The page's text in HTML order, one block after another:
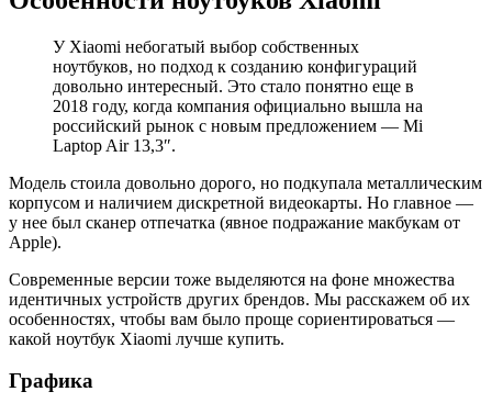
У Xiaomi небогатый выбор собственных
ноутбуков, но подход к созданию конфигураций
довольно интересный. Это стало понятно еще в
2018 году, когда компания официально вышла на
российский рынок с новым предложением — Mi
Laptop Air 13,3″.
Модель стоила довольно дорого, но подкупала металлическим
корпусом и наличием дискретной видеокарты. Но главное —
у нее был сканер отпечатка (явное подражание макбукам от
Apple).
Современные версии тоже выделяются на фоне множества
идентичных устройств других брендов. Мы расскажем об их
особенностях, чтобы вам было проще сориентироваться —
какой ноутбук Xiaomi лучше купить.
Графика